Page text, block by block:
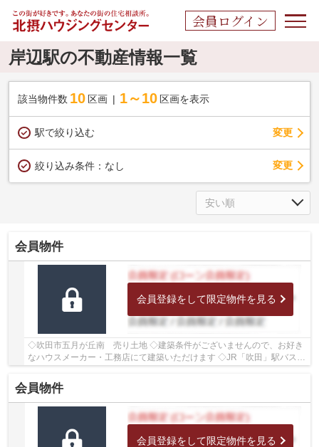
会員ログイン
岸辺駅の不動産情報一覧
該当物件数 10 区画 1～10 区画を表示
駅で絞り込む 変更
絞り込み条件： なし 変更
会員物件
会員登録をして限定物件を見る
◇吹田市五月が丘南 売り土地 ◇建築条件がございませんので、お好き
なハウスメーカー・工務店にて建築いただけます ◇JR「吹田」駅バス
会員物件
会員登録をして限定物件を見る